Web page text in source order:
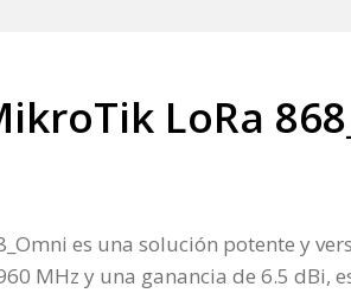
LoRa
es una solución potente y
MHz y una ganancia de 6.5